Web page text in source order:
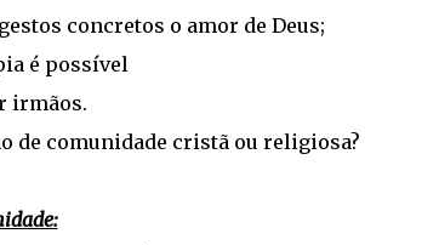
concretos o amor de Deus;
é possível
irmãos.
de comunidade cristã ou religiosa?